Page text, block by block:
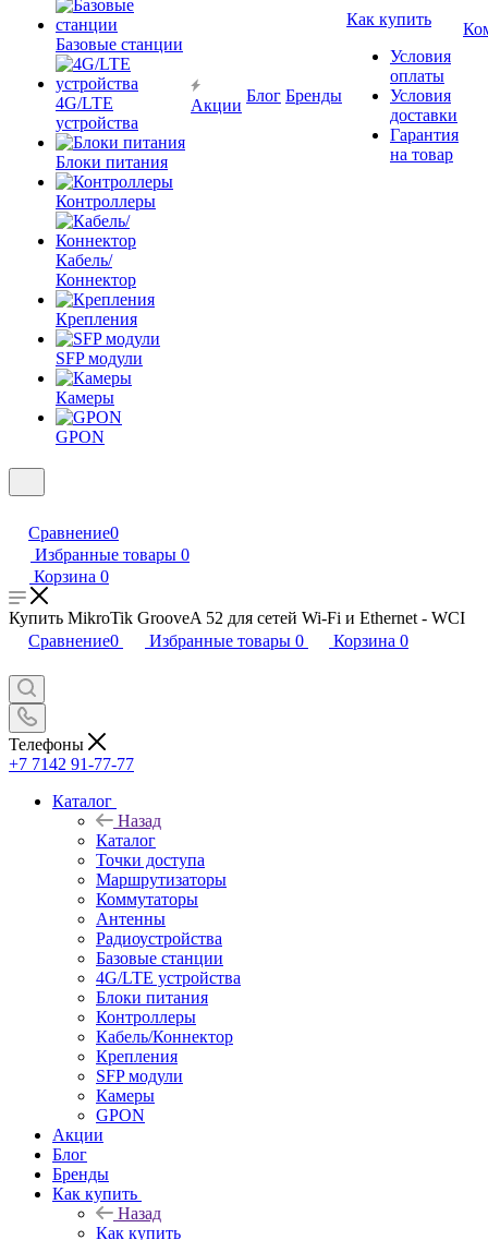
Базовые станции
4G/LTE
устройства
Блоки питания
Контроллеры
Кабель/
Коннектор
Крепления
SFP модули
Камеры
GPON
Акции
Блог Бренды
Как купить
Условия
оплаты
Условия
доставки
Гарантия
на товар
Сравнение0
Избранные товары 0
Корзина 0
Купить MikroTik GrooveA 52 для сетей Wi-Fi и Ethernet - WCI
Сравнение0 Избранные товары 0 Корзина 0
Телефоны
+7 7142 91-77-77
Каталог
Назад
Каталог
Точки доступа
Маршрутизаторы
Коммутаторы
Антенны
Радиоустройства
Базовые станции
4G/LTE устройства
Блоки питания
Контроллеры
Кабель/Коннектор
Крепления
SFP модули
Камеры
GPON
Акции
Блог
Бренды
Как купить
Назад
Как купить